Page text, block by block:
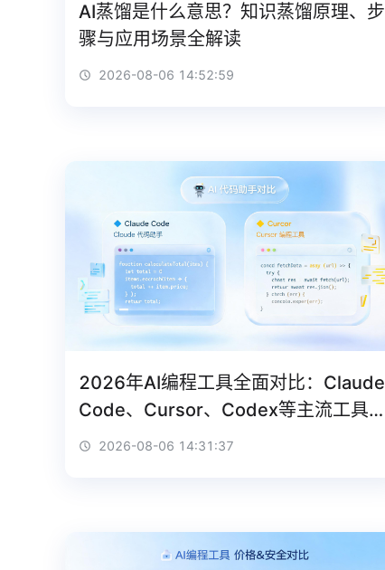
AI蒸馏是什么意思？知识蒸馏原理、步
骤与应用场景全解读
2026-08-06 14:52:59
2026年AI编程工具全面对比：Claude
Code、Cursor、Codex等主流工具怎
么选？
2026-08-06 14:31:37